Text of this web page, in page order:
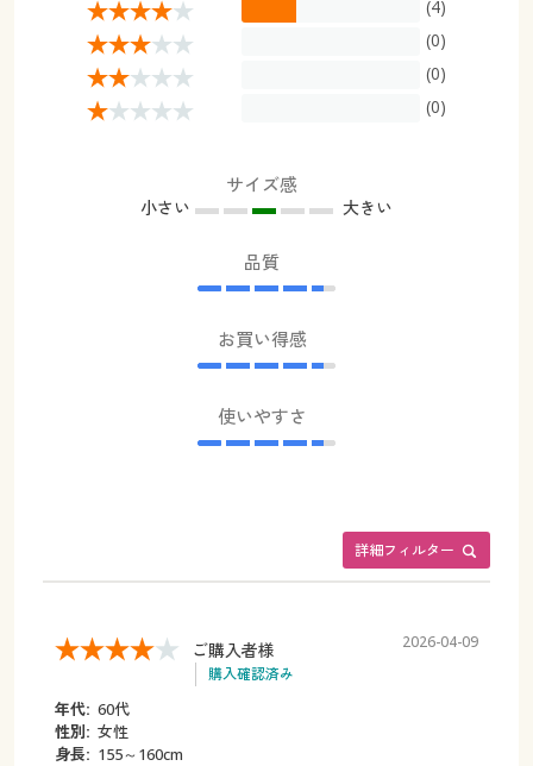
(4)
(0)
(0)
(0)
サイズ感
小さい 大きい
品質
お買い得感
使いやすさ
詳細フィルター
ご購入者様
購入確認済み
2026-04-09
年代: 60代
性別: 女性
身長: 155～160cm